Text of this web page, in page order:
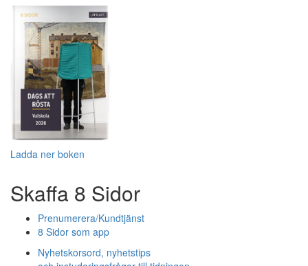
Ladda ner boken
Skaffa 8 Sidor
Prenumerera/Kundtjänst
8 Sidor som app
Nyhetskorsord, nyhetstips